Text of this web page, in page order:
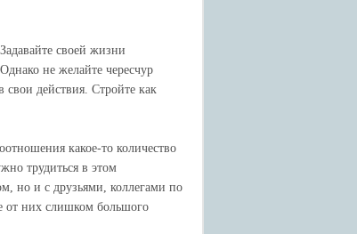
своей жизни
не желайте чересчур
действия. Стройте как
какое-то количество
трудиться в этом
но и с друзьями, коллегами по
от них слишком большого